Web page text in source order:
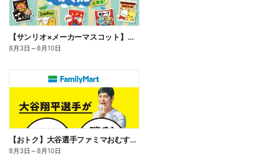
【サンリオ×メーカーマスコット】オリジナルグッズ貰える!
8月3日 ～8月10日
【おトク】大谷選手ファミマおむすび割
8月3日 ～8月10日